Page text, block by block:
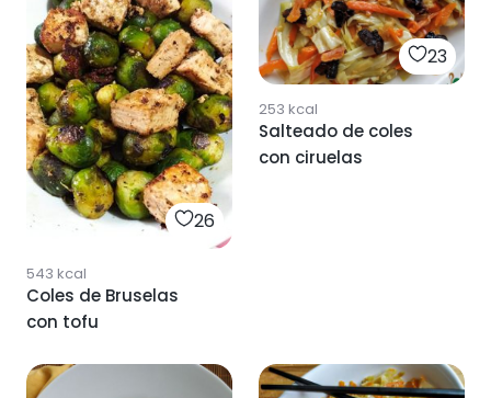
26
543 kcal
Coles de Bruselas
con tofu
23
253 kcal
Salteado de coles
con ciruelas